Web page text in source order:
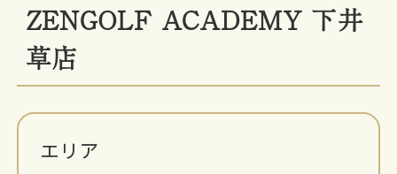
ZENGOLF ACADEMY 下井
草店
エリア